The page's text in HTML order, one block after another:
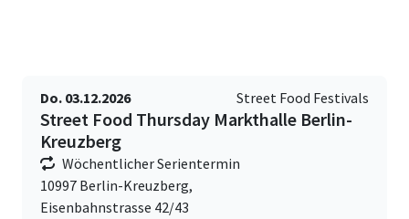
Do. 03.12.2026 Street Food Festivals
Street Food Thursday Markthalle Berlin-
Kreuzberg
Wöchentlicher Serientermin
10997 Berlin-Kreuzberg,
Eisenbahnstrasse 42/43